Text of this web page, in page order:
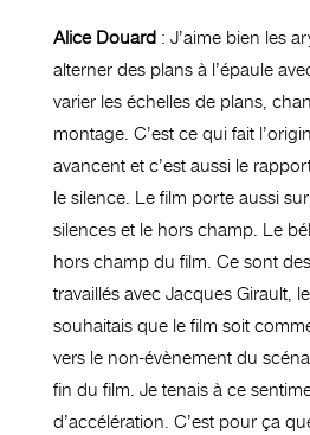
Alice Douard : J’aime bien les
alterner des plans à l’épaule
varier les échelles de plans,
montage. C’est ce qui fait
avancent et c’est aussi le
le silence. Le film porte aussi
silences et le hors champ. Le
hors champ du film. Ce sont
travaillés avec Jacques Girault,
souhaitais que le film soit
vers le non-évènement du
fin du film. Je tenais à ce
d’accélération. C’est pour ça